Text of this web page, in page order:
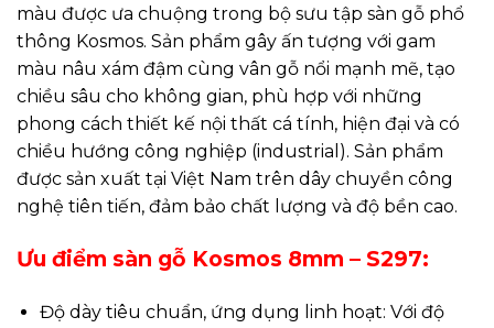
màu được ưa chuộng trong bộ sưu tập sàn gỗ phổ
thông Kosmos. Sản phẩm gây ấn tượng với gam
màu nâu xám đậm cùng vân gỗ nổi mạnh mẽ, tạo
chiều sâu cho không gian, phù hợp với những
phong cách thiết kế nội thất cá tính, hiện đại và có
chiều hướng công nghiệp (industrial). Sản phẩm
được sản xuất tại Việt Nam trên dây chuyền công
nghệ tiên tiến, đảm bảo chất lượng và độ bền cao.
Ưu điểm sàn gỗ Kosmos 8mm – S297:
Độ dày tiêu chuẩn, ứng dụng linh hoạt: Với độ